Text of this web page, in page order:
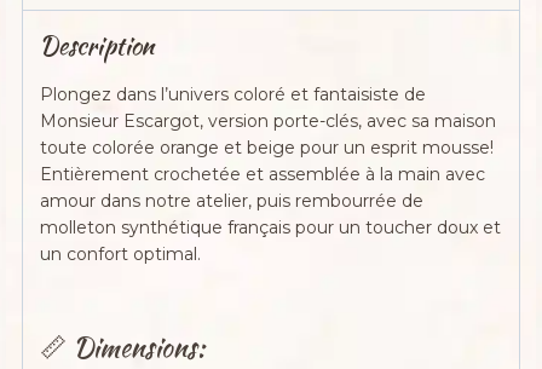
Description
Plongez dans l’univers coloré et fantaisiste de
Monsieur Escargot, version porte-clés, avec sa maison
toute colorée orange et beige pour un esprit mousse!
Entièrement crochetée et assemblée à la main avec
amour dans notre atelier, puis rembourrée de
molleton synthétique français pour un toucher doux et
un confort optimal.
📏 Dimensions: